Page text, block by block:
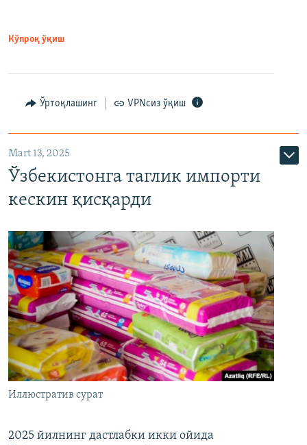
Кўпроқ ўқиш
Ўртоқлашинг VPNсиз ўқиш
Mart 13, 2025
Ўзбекистонга таглик импорти
кескин қисқарди
Иллюстратив сурат
2025 йилнинг дастлабки икки ойида